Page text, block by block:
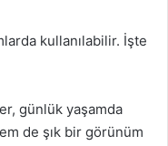
kullanılabilir. İşte
günlük yaşamda
de şık bir görünüm